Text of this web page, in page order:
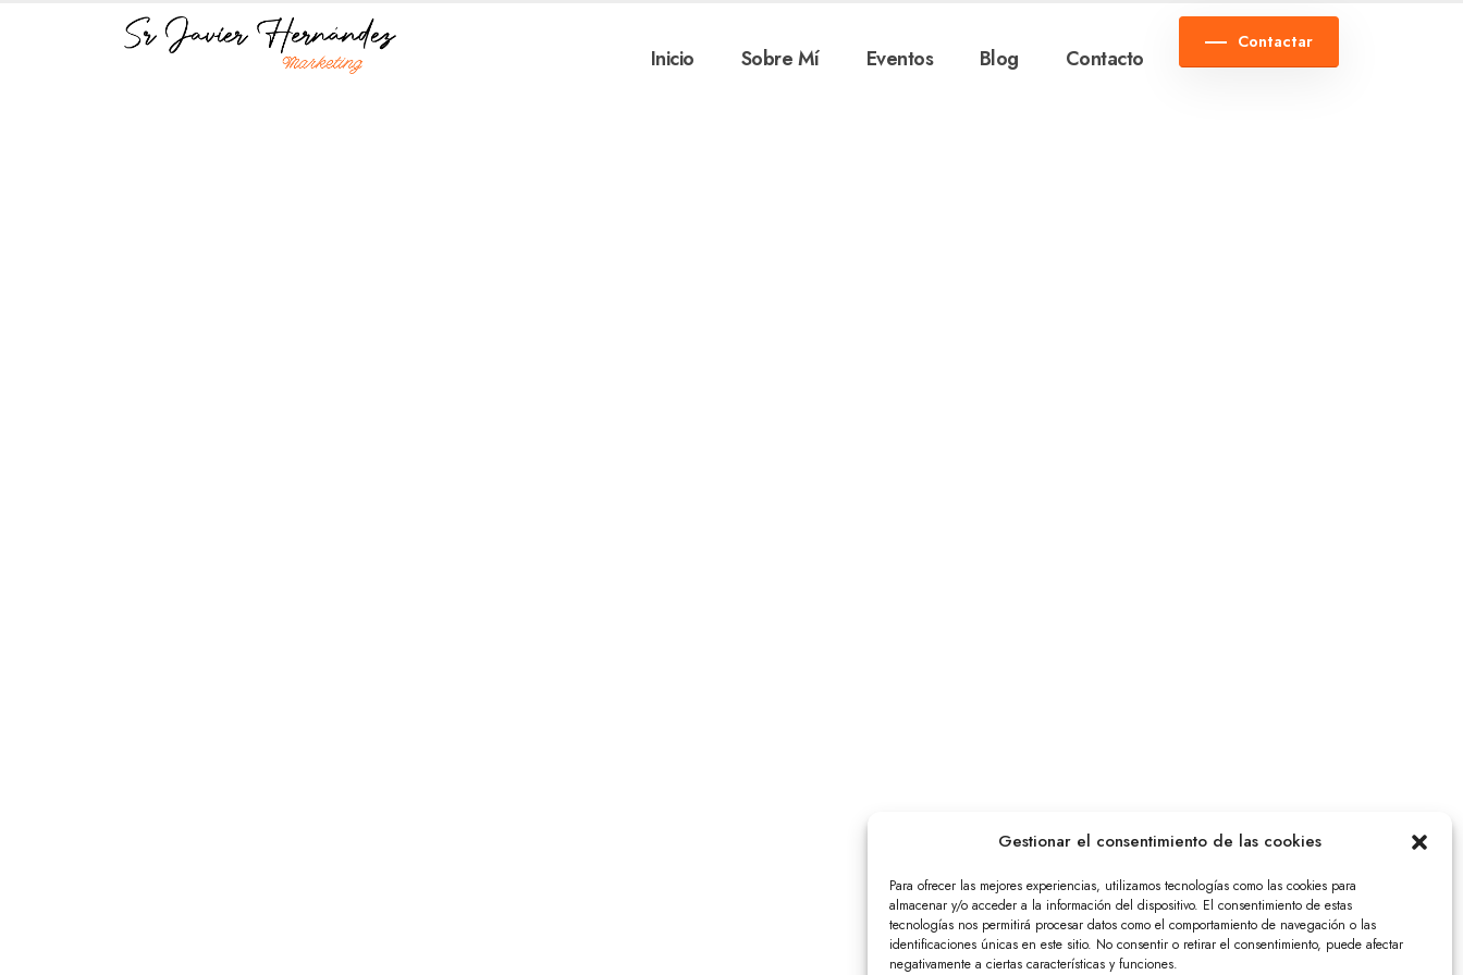
Gestionar el consentimiento de las cookies
Para ofrecer las mejores experiencias, utilizamos tecnologías como las cookies para
almacenar y/o acceder a la información del dispositivo. El consentimiento de estas
tecnologías nos permitirá procesar datos como el comportamiento de navegación o las
identificaciones únicas en este sitio. No consentir o retirar el consentimiento, puede afectar
negativamente a ciertas características y funciones.
Inicio Sobre Mí Eventos Blog Contacto
Contactar